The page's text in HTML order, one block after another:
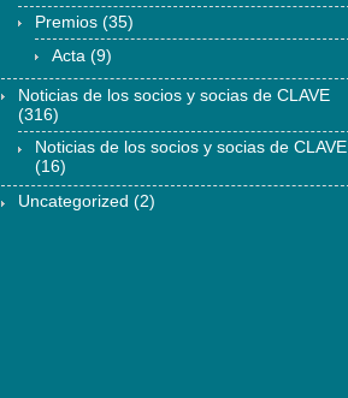
Premios (35)
Acta (9)
Noticias de los socios y socias de CLAVE
(316)
Noticias de los socios y socias de CLAVE
(16)
Uncategorized (2)